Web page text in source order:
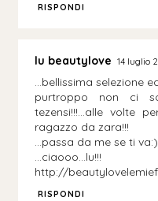
RISPONDI
lu beautylove 14 luglio
...bellissima selezione
purtroppo non ci
tezensi!!!...alle volte
ragazzo da zara!!!
...passa da me se ti
...ciaooo...lu!!!
http://
RISPONDI